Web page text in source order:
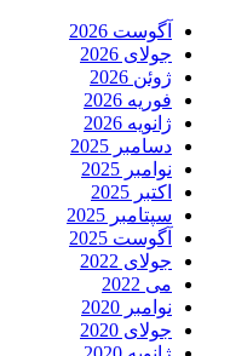
آگوست 2026
جولای 2026
ژوئن 2026
فوریه 2026
ژانویه 2026
دسامبر 2025
نوامبر 2025
اکتبر 2025
سپتامبر 2025
آگوست 2025
جولای 2022
می 2022
نوامبر 2020
جولای 2020